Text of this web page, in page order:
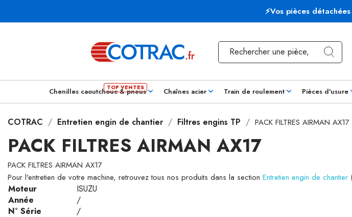
⚡Vos pièces
Chenilles caoutchouc & pneus Chaînes acier Train de roulement Pièces d'usure
COTRAC Entretien engin de chantier Filtres engins TP PACK FILTRES AIRMAN AX17
PACK FILTRES AIRMAN AX17
PACK FILTRES AIRMAN AX17
Pour l'entretien de votre machine, retrouvez tous nos produits dans la section Entretien engin de chantier
Moteur
ISUZU
Année
/
N° Série
/